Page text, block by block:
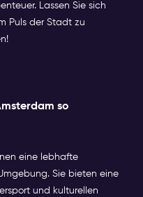
Lassen Sie sich
Puls der Stadt zu
so
eine lebhafte
Sie bieten eine
und kulturellen